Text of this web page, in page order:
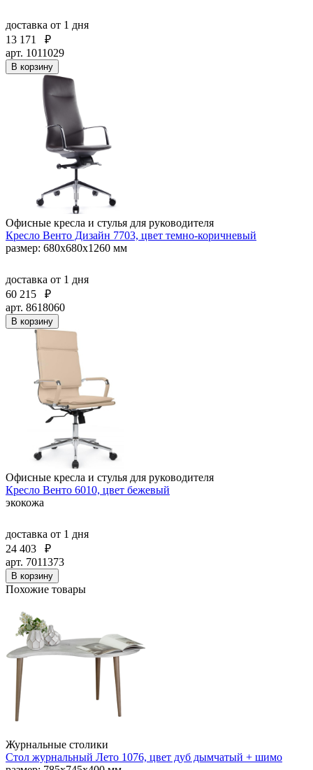
доставка от 1 дня
13 171
₽
арт. 1011029
В корзину
Офисные кресла и стулья для руководителя
Кресло Венто Дизайн 7703, цвет темно-коричневый
размер: 680х680х1260 мм
доставка от 1 дня
60 215
₽
арт. 8618060
В корзину
Офисные кресла и стулья для руководителя
Кресло Венто 6010, цвет бежевый
экокожа
доставка от 1 дня
24 403
₽
арт. 7011373
В корзину
Похожие товары
Журнальные столики
Стол журнальный Лето 1076, цвет дуб дымчатый + шимо